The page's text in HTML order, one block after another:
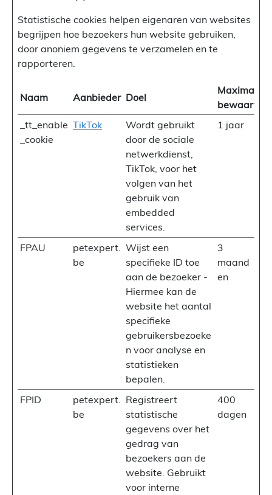
Statistische cookies helpen eigenaren van websites
begrijpen hoe bezoekers hun website gebruiken,
door anoniem gegevens te verzamelen en te
rapporteren.
Naam Aanbieder Doel
Maximale
_tt_enable
_cookie
TikTok
Wordt gebruikt
door de sociale
netwerkdienst,
TikTok, voor het
volgen van het
gebruik van
embedded
services.
1 jaar
FPAU
petexpert.
be
Wijst een
specifieke ID toe
aan de bezoeker -
Hiermee kan de
website het aantal
specifieke
gebruikersbezoeke
n voor analyse en
statistieken
bepalen.
3
maand
en
FPID
petexpert.
be
Registreert
statistische
gegevens over het
gedrag van
bezoekers aan de
website. Gebruikt
voor interne
400
dagen